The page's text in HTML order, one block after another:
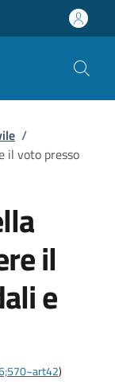
/
il voto presso
il
e
)